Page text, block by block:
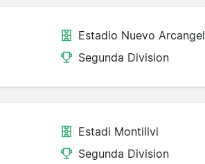
Estadio Nuevo Arcangel
Segunda Division
Estadi Montilivi
Segunda Division